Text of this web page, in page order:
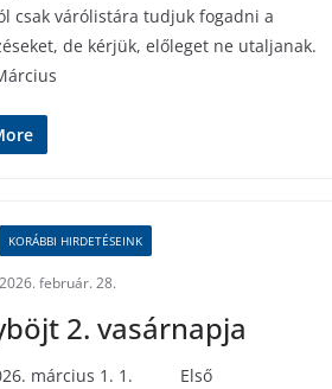
csak várólistára tudjuk fogadni a
de kérjük, előleget ne utaljanak.
KORÁBBI HIRDETÉSEINK
2026. február. 28.
2. vasárnapja
március 1. 1. Első